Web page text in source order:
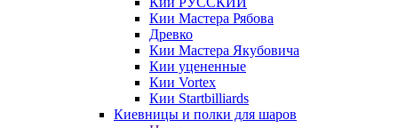
Кии Мастера Рябова
Древко
Кии Мастера Якубовича
Кии уцененные
Кии Vortex
Кии Startbilliards
Киевницы и полки для шаров